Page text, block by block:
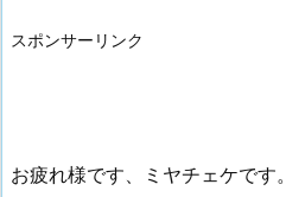
スポンサーリンク
お疲れ様です、ミヤチェケです。